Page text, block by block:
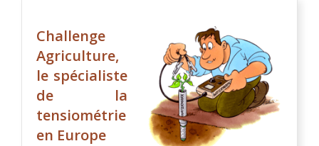
Challenge
Agriculture,
le spécialiste
de la
tensiométrie
en Europe